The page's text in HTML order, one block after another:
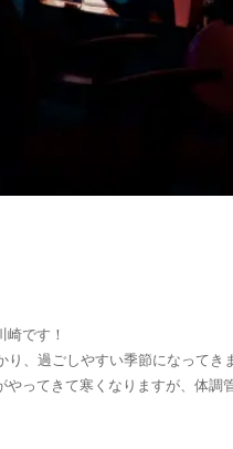
です！
り、過ごしやすい季節になってき
やってきて寒くなりますが、体調